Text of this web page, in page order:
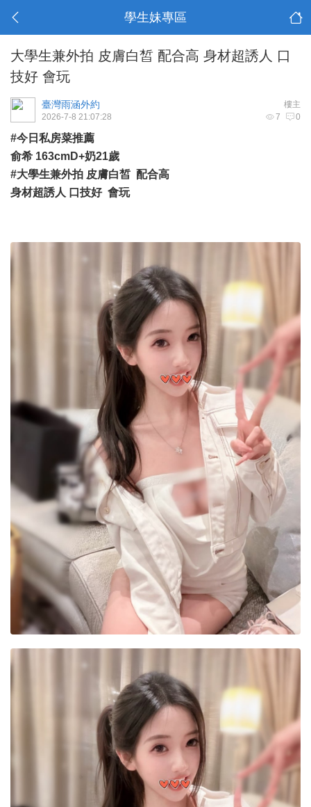
學生妹專區
大學生兼外拍 皮膚白皙 配合高 身材超誘人 口
技好 會玩
樓主
臺灣雨涵外約
7 0
2026-7-8 21:07:28
#今日私房菜推薦
俞希 163cmD+奶21歲
#大學生兼外拍 皮膚白皙 配合高
身材超誘人 口技好 會玩